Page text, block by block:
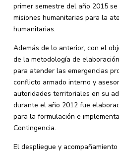
primer semestre del año 2015
misiones humanitarias para la
humanitarias.
Además de lo anterior, con el
de la metodología de
para atender las emergencias
conflicto armado interno y
autoridades territoriales en su
durante el año 2012 fue
para la formulación e
Contingencia.
El despliegue y